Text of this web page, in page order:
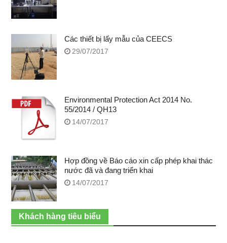
Các thiết bị lấy mẫu của CEECS
29/07/2017
Environmental Protection Act 2014 No.
55/2014 / QH13
14/07/2017
Hợp đồng về Báo cáo xin cấp phép khai thác
nước đã và đang triển khai
14/07/2017
Khách hàng tiêu biểu